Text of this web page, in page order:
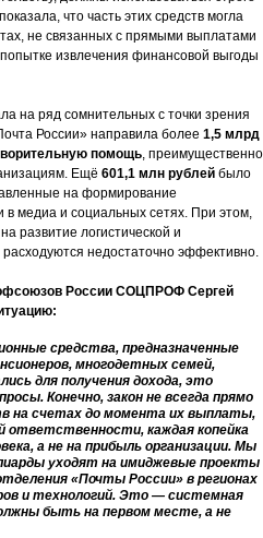
что часть этих средств могла
не связанных с прямыми выплатами
извлечения финансовой выгоды
на ряд сомнительных с точки зрения
России» направила более 1,5 млрд
помощь, преимущественно
Ещё 601,1 млн рублей было
на формирование
медиа и социальных сетях. При этом,
развитие логистической и
недостаточно эффективно.
России СОЦПРОФ Сергей
средства, предназначенные
многодетных семей,
для получения дохода, это
Конечно, закон не всегда прямо
на счетах до момента их выплаты,
ответственности, каждая копейка
а не на прибыль организации. Мы
уходят на имиджевые проекты
«Почты России» в регионах
и технологий. Это — системная
быть на первом месте, а не